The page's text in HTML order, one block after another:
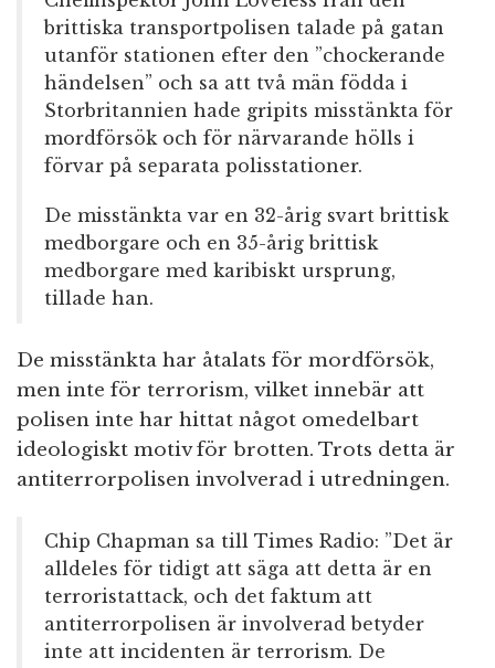
brittiska transportpolisen talade på gatan
utanför stationen efter den ”chockerande
händelsen” och sa att två män födda i
Storbritannien hade gripits misstänkta för
mordförsök och för närvarande hölls i
förvar på separata polisstationer.
De misstänkta var en 32-årig svart brittisk
medborgare och en 35-årig brittisk
medborgare med karibiskt ursprung,
tillade han.
De misstänkta har åtalats för mordförsök,
men inte för terrorism, vilket innebär att
polisen inte har hittat något omedelbart
ideologiskt motiv för brotten. Trots detta är
antiterrorpolisen involverad i utredningen.
Chip Chapman sa till Times Radio: ”Det är
alldeles för tidigt att säga att detta är en
terroristattack, och det faktum att
antiterrorpolisen är involverad betyder
inte att incidenten är terrorism. De